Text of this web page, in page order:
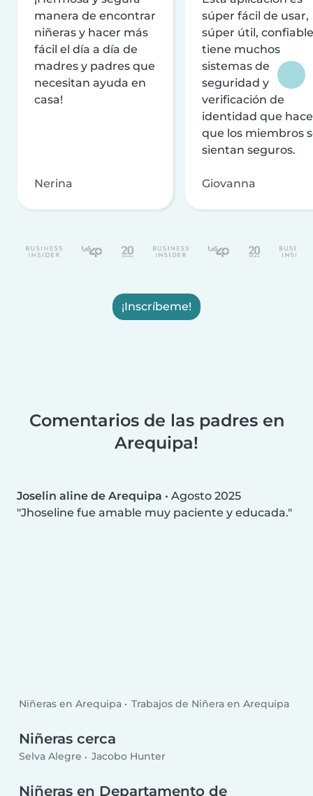
manera de encontrar
niñeras y hacer más
fácil el día a día de
madres y padres que
necesitan ayuda en
casa!
Nerina
súper fácil de usar,
súper útil,
tiene muchos
sistemas de
seguridad y
verificación de
identidad que
que los miembros
sientan seguros.
Giovanna
¡Inscríbeme!
Comentarios de las padres en
Arequipa!
Joselin aline de Arequipa • Agosto 2025
Jhoseline fue amable muy paciente y educada.
Niñeras en Arequipa Trabajos de Niñera en Arequipa
Niñeras cerca
Selva Alegre Jacobo Hunter
Niñeras en Departamento de